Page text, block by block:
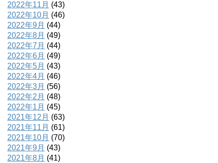
2022年11月 (43)
2022年10月 (46)
2022年9月 (44)
2022年8月 (49)
2022年7月 (44)
2022年6月 (49)
2022年5月 (43)
2022年4月 (46)
2022年3月 (56)
2022年2月 (48)
2022年1月 (45)
2021年12月 (63)
2021年11月 (61)
2021年10月 (70)
2021年9月 (43)
2021年8月 (41)